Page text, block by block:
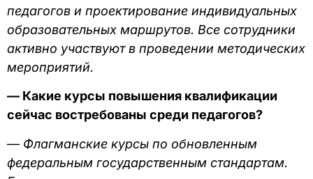
педагогов и проектирование индивидуальных
образовательных маршрутов. Все сотрудники
активно участвуют в проведении методических
мероприятий.
— Какие курсы повышения квалификации
сейчас востребованы среди педагогов?
— Флагманские курсы по обновленным
федеральным государственным стандартам.